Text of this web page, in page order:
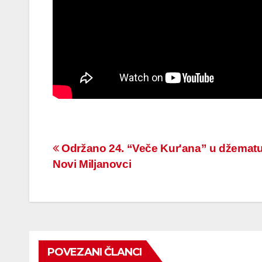
Navigacija
članaka
Održano 24. “Veče Kur'ana” u
Novi Miljanovci
POVEZANI ČLANCI